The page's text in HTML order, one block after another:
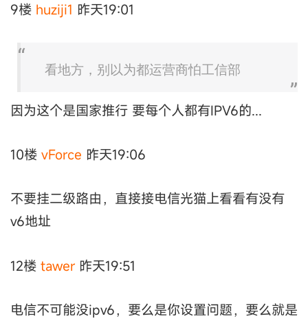
9楼 huziji1 昨天19:01
看地方，别以为都运营商怕工信部
因为这个是国家推行 要每个人都有IPV6的...
10楼 vForce 昨天19:06
不要挂二级路由，直接接电信光猫上看看有没有
v6地址
12楼 tawer 昨天19:51
电信不可能没ipv6，要么是你设置问题，要么就是